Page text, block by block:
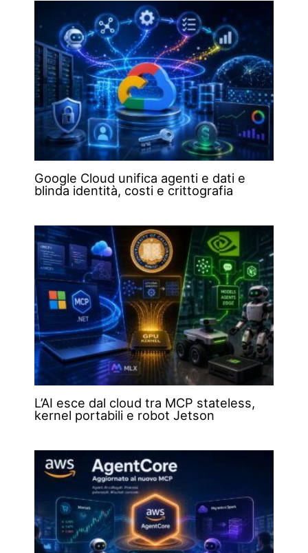
Google Cloud unifica agenti e dati e
blinda identità, costi e crittografia
L’AI esce dal cloud tra MCP stateless,
kernel portabili e robot Jetson